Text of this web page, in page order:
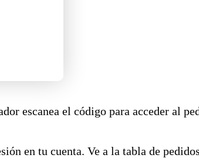
escanea el código para acceder al
en tu cuenta. Ve a la tabla de